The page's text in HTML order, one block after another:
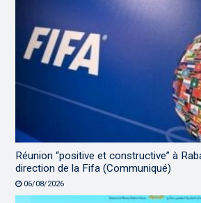
Réunion “positive et constructive” à
direction de la Fifa (Communiqué)
06/08/2026